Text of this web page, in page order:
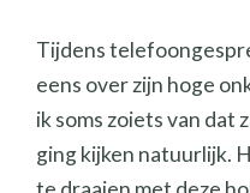
Tijdens
eens over zijn hoge
ik soms zoiets van dat
ging kijken natuurlijk.